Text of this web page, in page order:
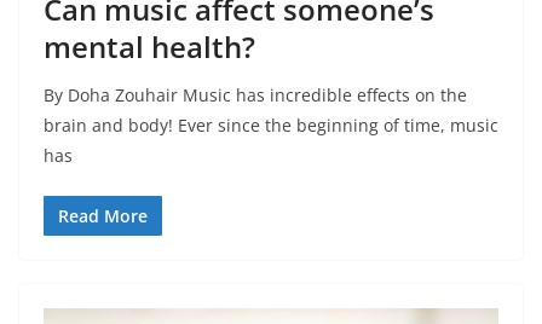
Can music affect someone’s
mental health?
By Doha Zouhair Music has incredible effects on the
brain and body! Ever since the beginning of time, music
has
Read More